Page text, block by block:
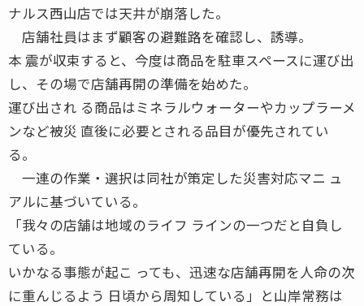
ナルス西山店では天井が崩落した。
店舗社員はまず顧客の避難路を確認し、誘導。
本 震が収束すると、今度は商品を駐車スペースに運び出
し、その場で店舗再開の準備を始めた。
運び出され る商品はミネラルウォーターやカップラーメ
ンなど被災 直後に必要とされる品目が優先されてい
る。
一連の作業・選択は同社が策定した災害対応マニ ュ
アルに基づいている。
「我々の店舗は地域のライフ ラインの一つだと自負し
ている。
いかなる事態が起こ っても、迅速な店舗再開を人命の次
に重んじるよう 日頃から周知している」と山岸常務は